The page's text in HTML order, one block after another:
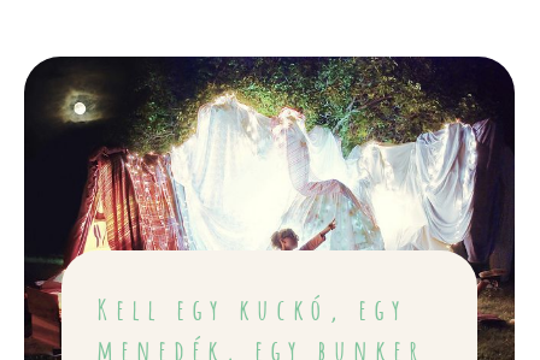
Kell egy kuckó, egy
menedék, egy bunker